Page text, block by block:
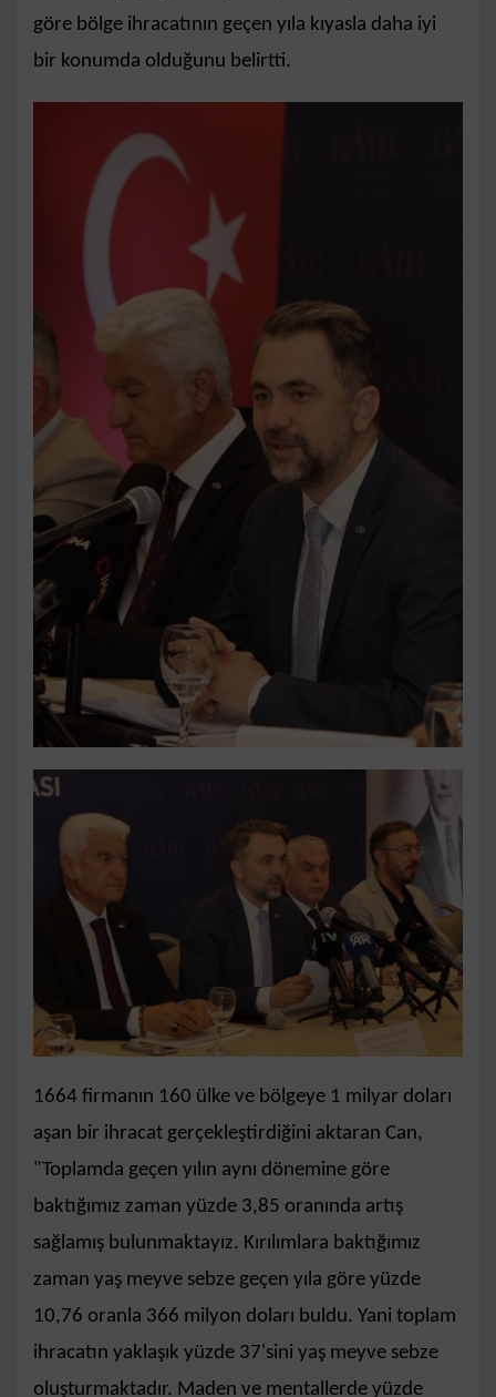
göre bölge ihracatının geçen yıla kıyasla daha iyi
bir konumda olduğunu belirtti.
1664 firmanın 160 ülke ve bölgeye 1 milyar doları
aşan bir ihracat gerçekleştirdiğini aktaran Can,
"Toplamda geçen yılın aynı dönemine göre
baktığımız zaman yüzde 3,85 oranında artış
sağlamış bulunmaktayız. Kırılımlara baktığımız
zaman yaş meyve sebze geçen yıla göre yüzde
10,76 oranla 366 milyon doları buldu. Yani toplam
ihracatın yaklaşık yüzde 37'sini yaş meyve sebze
oluşturmaktadır. Maden ve mentallerde yüzde